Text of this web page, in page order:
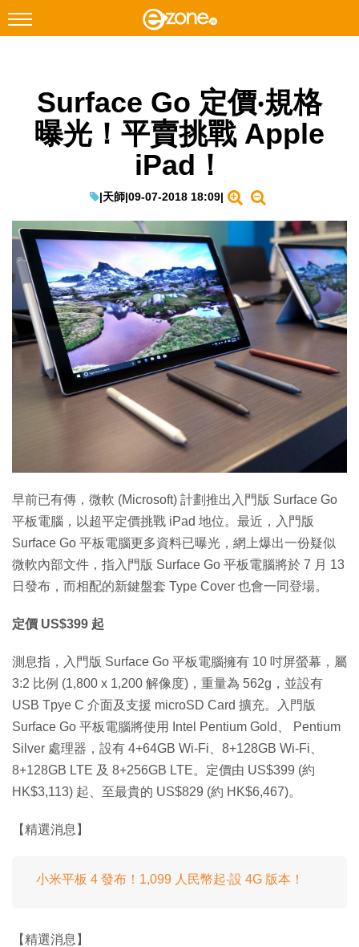
Facebook Instagram
科技焦點
教學評測
EduTech
IT Times
生成式AI與雲端應用
Enterprise Digital Transformation
Surface Go 定價‧規格
曝光！平賣挑戰 Apple
iPad！
|天師|09-07-2018 18:09|
早前已有傳，微軟 (Microsoft) 計劃推出入門版 Surface Go
平板電腦，以超平定價挑戰 iPad 地位。最近，入門版
Surface Go 平板電腦更多資料已曝光，網上爆出一份疑似
微軟內部文件，指入門版 Surface Go 平板電腦將於 7 月 13
日發布，而相配的新鍵盤套 Type Cover 也會一同登場。
定價 US$399 起
測息指，入門版 Surface Go 平板電腦擁有 10 吋屏螢幕，屬
3:2 比例 (1,800 x 1,200 解像度)，重量為 562g，並設有
USB Tpye C 介面及支援 microSD Card 擴充。入門版
Surface Go 平板電腦將使用 Intel Pentium Gold、 Pentium
Silver 處理器，設有 4+64GB Wi-Fi、8+128GB Wi-Fi、
8+128GB LTE 及 8+256GB LTE。定價由 US$399 (約
HK$3,113) 起、至最貴的 US$829 (約 HK$6,467)。
【精選消息】
小米平板 4 發布！1,099 人民幣起‧設 4G 版本！
【精選消息】